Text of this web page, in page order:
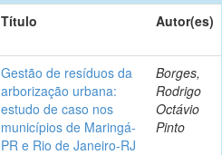
Título Autor(es)
Gestão de resíduos da
arborização urbana:
estudo de caso nos
municípios de Maringá-
PR e Rio de Janeiro-RJ
Borges,
Rodrigo
Octávio
Pinto